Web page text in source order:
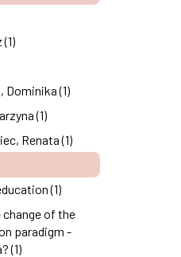
(1)
(1)
Renata (1)
(1)
of the
paradigm -
(1)